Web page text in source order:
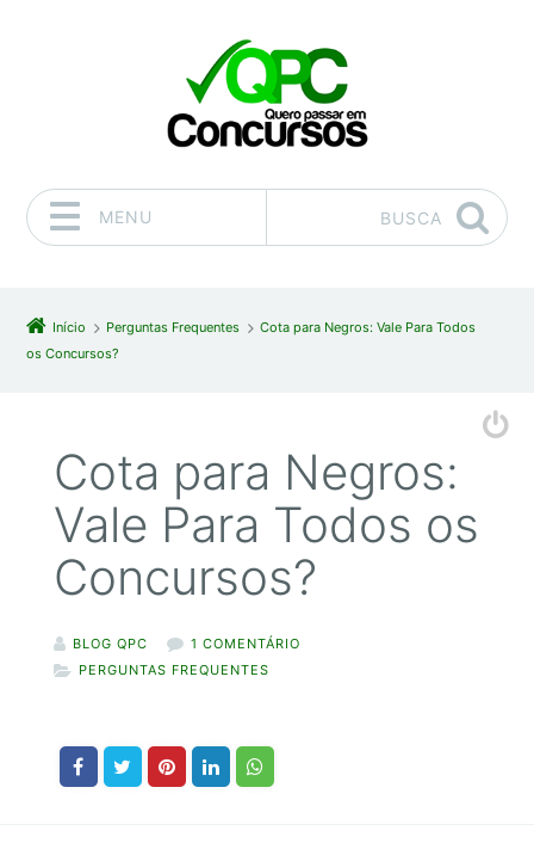
MENU BUSCA
Início Perguntas Frequentes
Cota para Negros: Vale Para Todos
os Concursos?
Cota para Negros:
Vale Para Todos os
Concursos?
BLOG QPC
1 COMENTÁRIO
PERGUNTAS FREQUENTES